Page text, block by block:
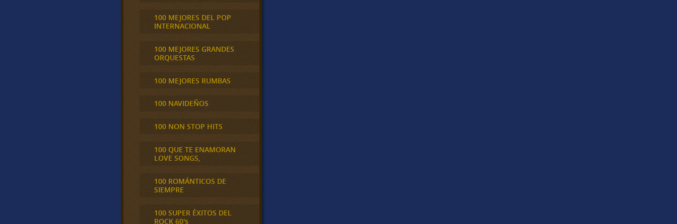
100 MEJORES DEL POP
INTERNACIONAL
100 MEJORES GRANDES
ORQUESTAS
100 MEJORES RUMBAS
100 NAVIDEÑOS
100 NON STOP HITS
100 QUE TE ENAMORAN
LOVE SONGS,
100 ROMÁNTICOS DE
SIEMPRE
100 SUPER ÉXITOS DEL
ROCK 60's